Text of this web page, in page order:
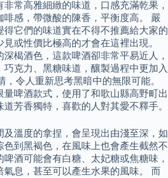
常高雅細緻的味道，口感充滿乾果，
感，帶微酸的陳香，平衡度高。 嚴
它們的味道實在不得不推薦給大家的
或性價比極高的才會在這裡出現。
楬酒色，這款啤酒卻非常平易近人，
克力、黑糖味道，釀製過程中更加入
，令人重新思考黑暗中的無限可能。
啤酒款式，使用了和歌山縣高野町出
芳香獨特，喜歡的人對其愛不釋手。
溫度的拿捏，會呈現出由淺至深，如
到黑褐色，在風味上也會產生截然不
酒可能會有白糖、太妃糖或焦糖味，
氣息，甚至可以產生水果的風味。 而